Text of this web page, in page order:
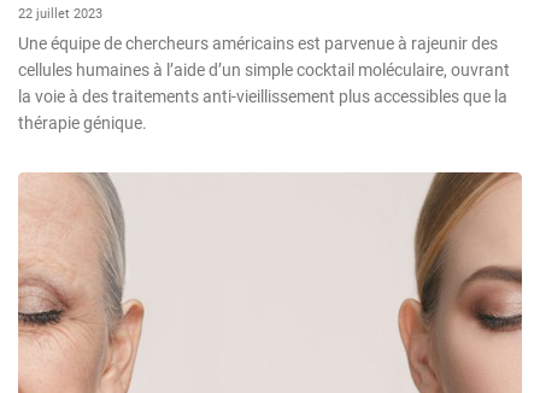
22 juillet 2023
Une équipe de chercheurs américains est parvenue à rajeunir des
cellules humaines à l’aide d’un simple cocktail moléculaire, ouvrant
la voie à des traitements anti-vieillissement plus accessibles que la
thérapie génique.